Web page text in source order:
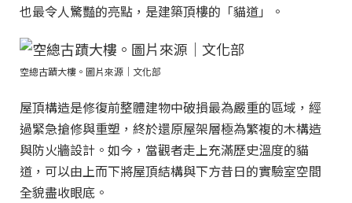
也最令人驚豔的亮點，是建築頂樓的「貓道」。
空總古蹟大樓。圖片來源｜文化部
屋頂構造是修復前整體建物中破損最為嚴重的區域，經
過緊急搶修與重塑，終於還原屋架層極為繁複的木構造
與防火牆設計。如今，當觀者走上充滿歷史溫度的貓
道，可以由上而下將屋頂結構與下方昔日的實驗室空間
全貌盡收眼底。